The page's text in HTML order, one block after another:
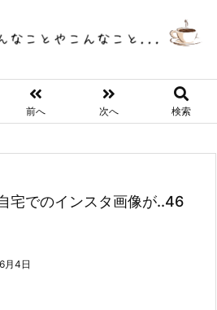
前へ 次へ 検索
宅でのインスタ画像が..46
月4日